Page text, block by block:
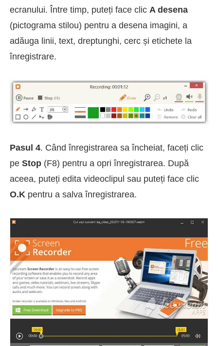
ecranului. Între timp, puteți face clic A desena
(pictograma stilou) pentru a desena imagini, a
adăuga linii, text, dreptunghi, cerc și etichete la
înregistrare.
Pasul 4. Când înregistrarea sa încheiat, faceți clic
pe Stop (F8) pentru a opri înregistrarea. După
aceea, puteți edita videoclipul sau puteți face clic
O.K pentru a salva înregistrarea.